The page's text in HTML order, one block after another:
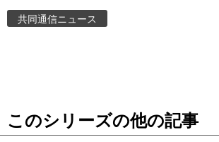
お知らせ
共同通信ニュース
このシリーズの他の記事